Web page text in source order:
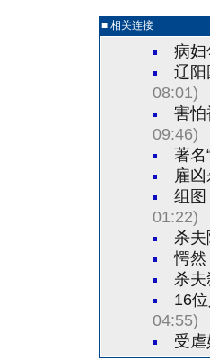
■ 相关连接
病妇
辽
08:01)
害
09:46)
著名
雇
组
01:22)
杀
愕然
杀
16
04:55)
受